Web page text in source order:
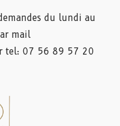
du lundi au
mail
tel: 07 56 89 57 20